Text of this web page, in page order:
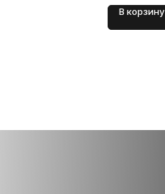
В корзину